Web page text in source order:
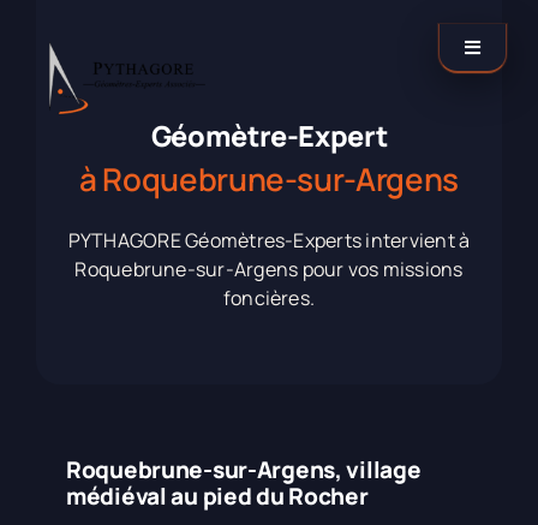
contenu
Toggle
Géomètre-Expert
à Roquebrune-sur-Argens
PYTHAGORE Géomètres-Experts intervient à
Roquebrune-sur-Argens pour vos missions
foncières.
Roquebrune-sur-Argens, village
médiéval au pied du Rocher